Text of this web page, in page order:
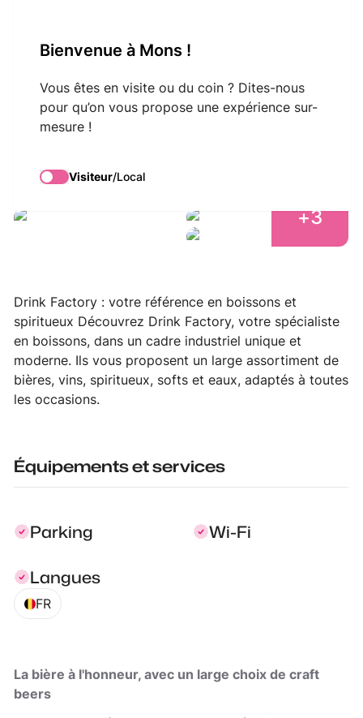
Bienvenue à Mons !
Vous êtes en visite ou du coin ? Dites-nous
pour qu’on vous propose une expérience sur-
mesure !
Visiteur/Local
Drink Factory
+3
Drink Factory : votre référence en boissons et
spiritueux Découvrez Drink Factory, votre spécialiste
en boissons, dans un cadre industriel unique et
moderne. Ils vous proposent un large assortiment de
bières, vins, spiritueux, softs et eaux, adaptés à toutes
les occasions.
Équipements et services
Parking
Wi-Fi
Langues
FR
La bière à l'honneur, avec un large choix de craft
beers